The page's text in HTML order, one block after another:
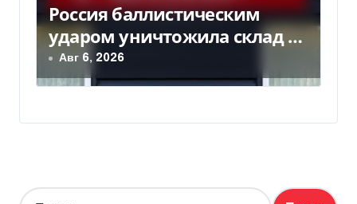
Россия баллистическим
ударом уничтожила склад с
товарами PUMA: детали
Авг 6, 2026
Н